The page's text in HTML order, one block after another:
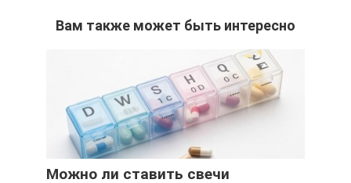
Вам также может быть интересно
Можно ли ставить свечи